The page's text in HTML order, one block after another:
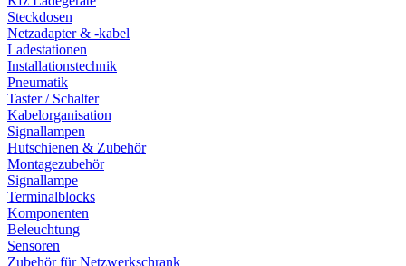
Steckdosen
Netzadapter & -kabel
Ladestationen
Installationstechnik
Pneumatik
Taster / Schalter
Kabelorganisation
Signallampen
Hutschienen & Zubehör
Montagezubehör
Signallampe
Terminalblocks
Komponenten
Beleuchtung
Sensoren
Zubehör für Netzwerkschrank